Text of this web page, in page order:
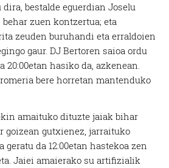
bestalde eguerdian Joselu
zuen kontzertua; eta
zeuden buruhandi eta erraldoien
gaur. DJ Bertoren saioa ordu
20:00etan hasiko da, azkenean.
bere horretan mantenduko
amaituko dituzte jaiak bihar
goizean gutxienez, jarraituko
geratu da 12:00etan hastekoa zen
Jaiei amaierako su artifizialik